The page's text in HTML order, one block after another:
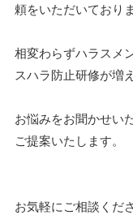
頼をいただいておりま
相変わらずハラスメ
スハラ防止研修が増
お悩みをお聞かせい
ご提案いたします。
お気軽にご相談くださ